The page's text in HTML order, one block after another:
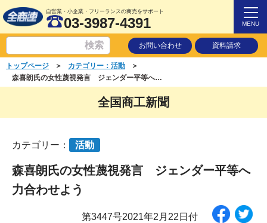
自営業・小企業・フリーランスの商売をサポート
03-3987-4391 MENU
お問い合わせ 資料請求
トップページ ＞ カテゴリー：活動
＞
森喜朗氏の女性蔑視発言 ジェンダー平等へ力合わせよう
全国商工新聞
カテゴリー： 活動
森喜朗氏の女性蔑視発言 ジェンダー平等へ
力合わせよう
第3447号2021年2月22日付